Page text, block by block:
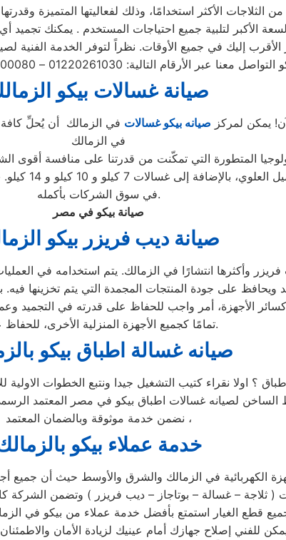
الأكثر استخدامًا، وذلك لفعاليتها المتميزة
صيانة غسالات بيكو
يمكن لمركز صيانه بيكو غسالات في الزمالك أن يُحلِّ
في الزمالك
المتطورة التي تمكّنت من قدرتنا على منافسة أقوى
الغسالات،
في سوق الشركات بأكمله.
صيانة بيكو في مصر
صيانة ديب فريزر بيكو
وأكثرها انتشارًا في الزمالك. يتم استخدامه في
ويحافظ على جودة المنتجات المجمدة التي يتم تخزينها
كسائر الأجهزة، أمر واجب للحفاظ على قدرته في التجميد
تمامًا كجميع الأجهزة المنزلية الأخرى، للحفاظ عليها.
صيانه غسالة اطباق بيكو
؟ اولا نقراء كتيب التشغيل جيدا ونتبع الخطوات
الساخن لصيانه غسالات اطباق بيكو في مصر المعتمد
نضمن خدمة موثوقة وبالضمان المعتمد ،
خدمة عملاء بيكو
الكهربائية في الزمالك والشرق والأوسط حيث أن جميع
في مركز الصيانة الرئيسي وخصم 25٪ علي جميع قطع الغيار استمتع بأفضل
للفني إصلاح جهازك أمام عينيك لزيادة الأمان